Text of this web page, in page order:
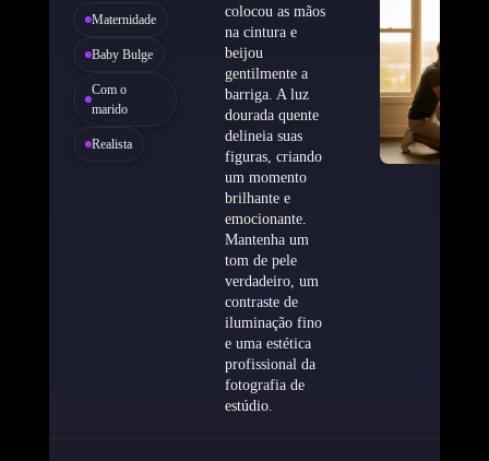
Maternidade
Baby Bulge
Com o
marido
Realista
colocou as mãos
na cintura e
beijou
gentilmente a
barriga. A luz
dourada quente
delineia suas
figuras, criando
um momento
brilhante e
emocionante.
Mantenha um
tom de pele
verdadeiro, um
contraste de
iluminação fino
e uma estética
profissional da
fotografia de
estúdio.